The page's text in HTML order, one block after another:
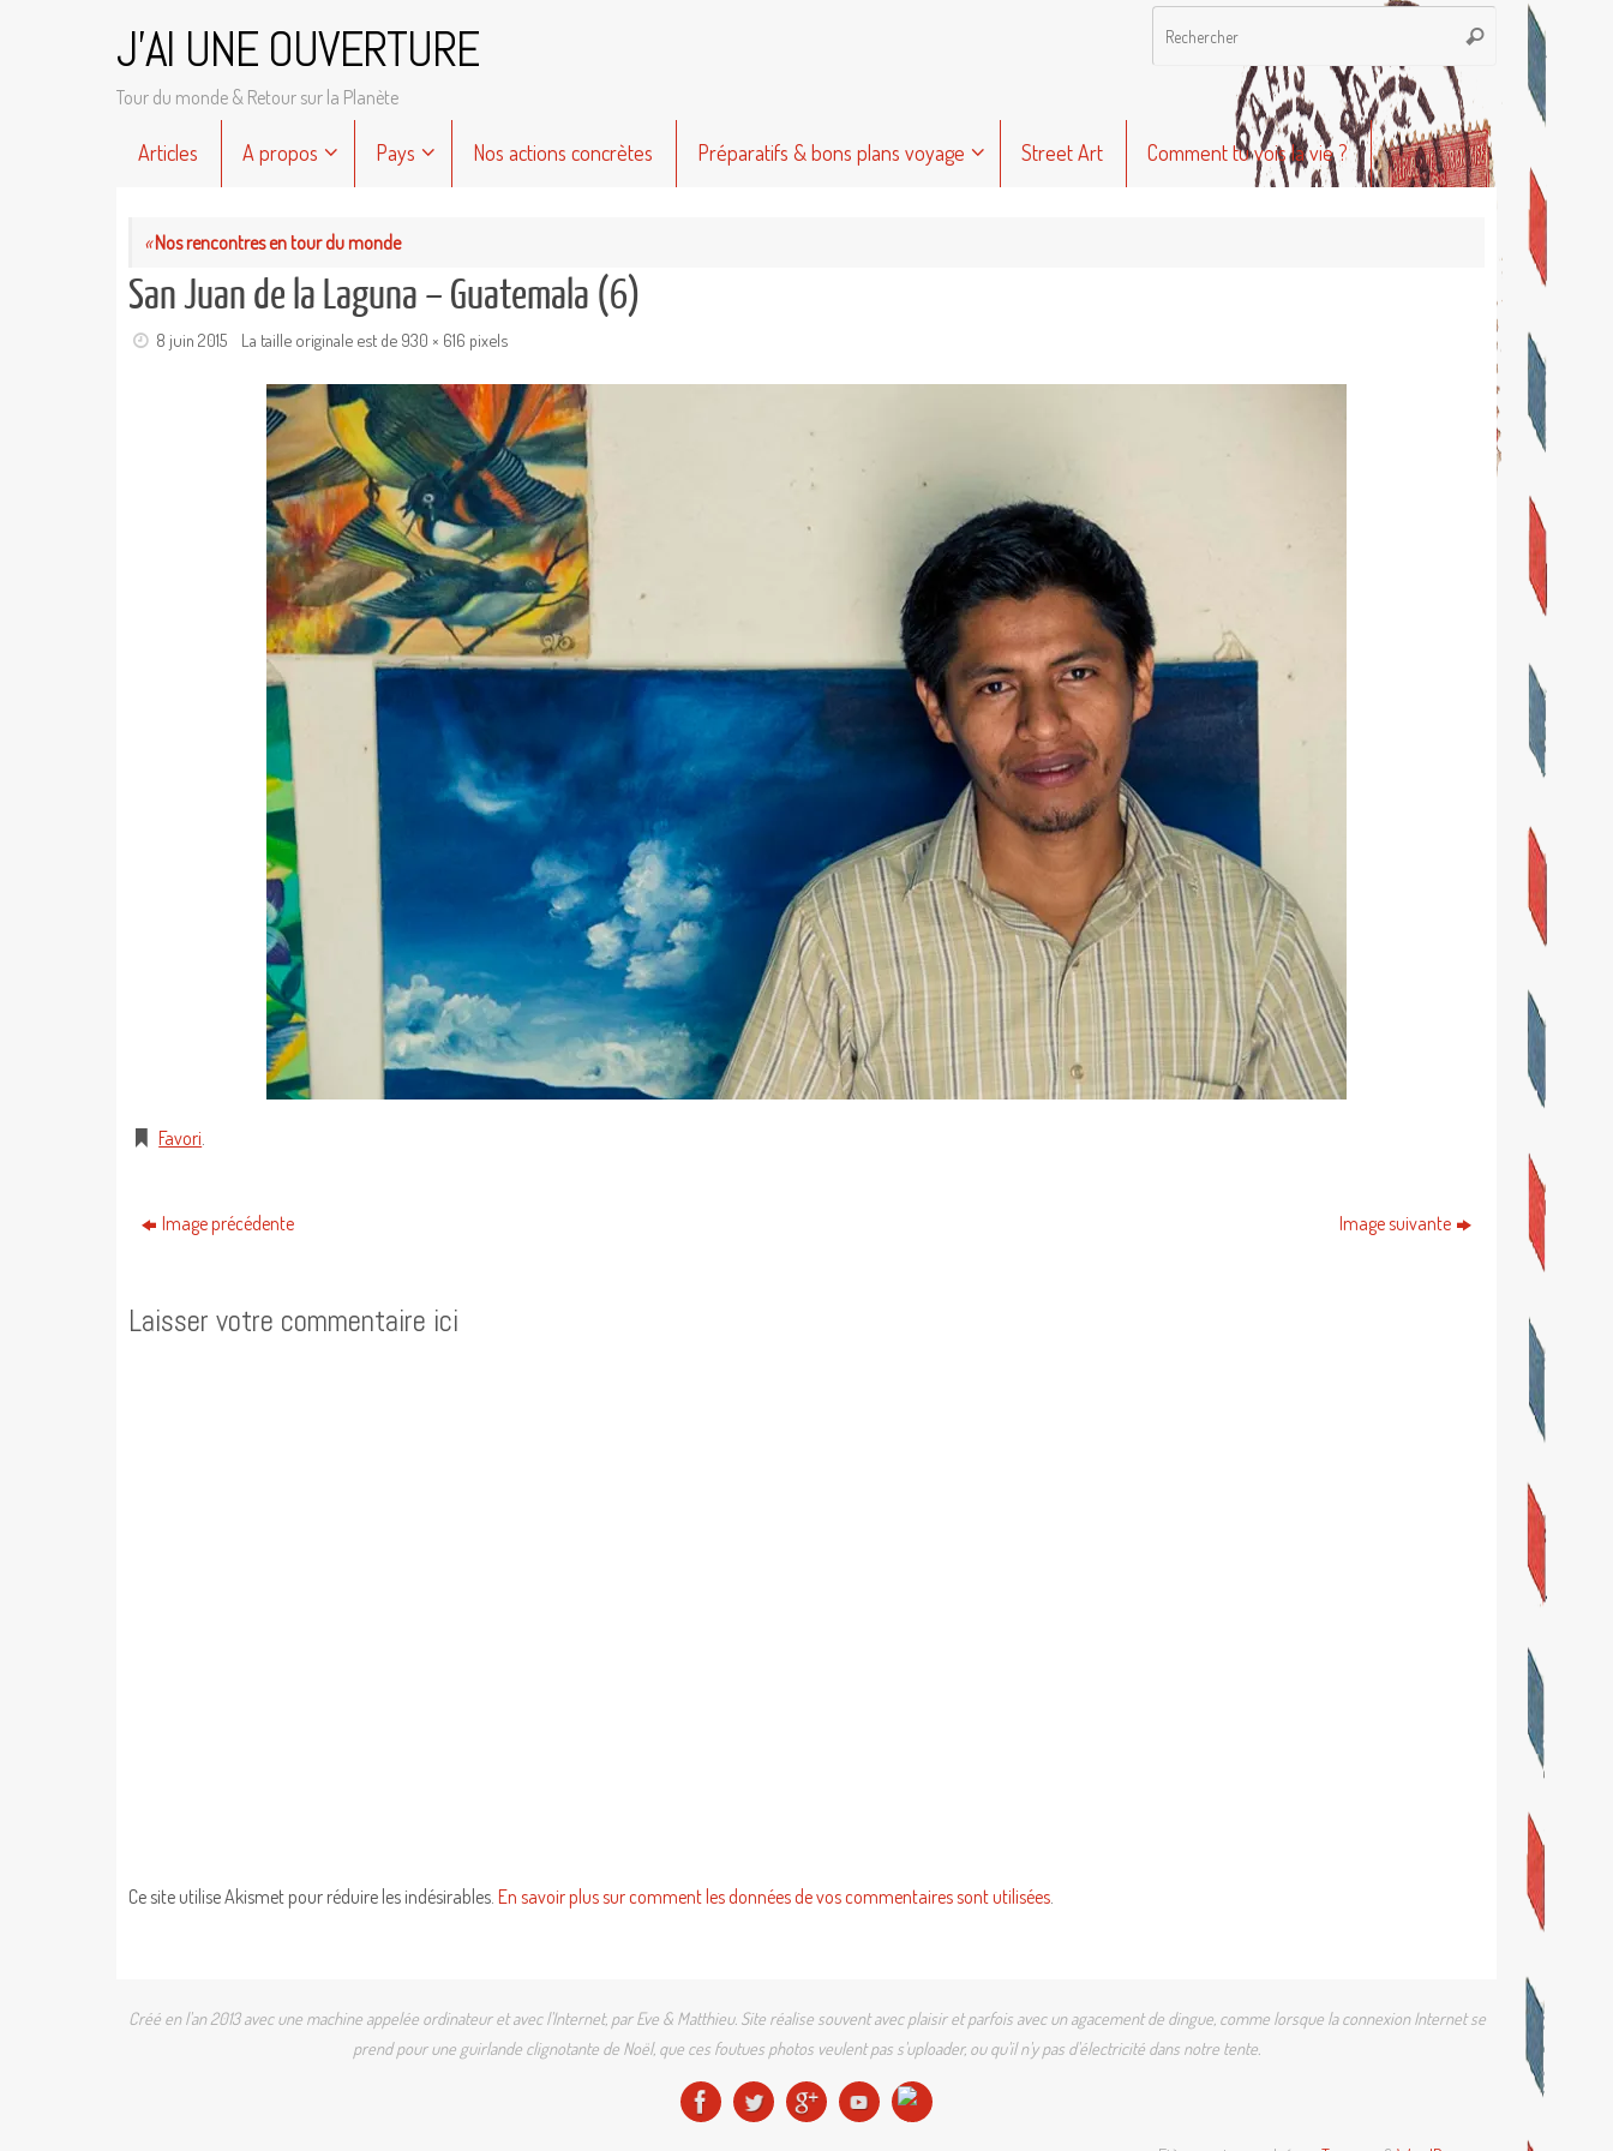
J'AI UNE OUVERTURE
Tour du monde & Retour sur la Planète
Recherche
Rechercher
Articles A propos Pays Nos actions concrètes Préparatifs & bons plans voyage Street Art Comment tu vois la vie ?
«Nos rencontres en tour du monde
San Juan de la Laguna – Guatemala (6)
8 juin 2015 La taille originale est de 930 × 616 pixels
Favori.
Image précédente Image suivante
Laisser votre commentaire ici
Ce site utilise Akismet pour réduire les indésirables. En savoir plus sur comment les données de vos commentaires sont utilisées.
Créé en l'an 2013 avec une machine appelée ordinateur et avec l'Internet, par Eve & Matthieu. Site réalise souvent avec plaisir et parfois avec un agacement de dingue, comme lorsque la connexion Internet se
prend pour une guirlande clignotante de Noël, que ces foutues photos veulent pas s'uploader, ou qu'il n'y pas d'électricité dans notre tente.